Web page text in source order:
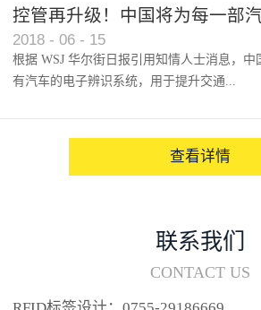
控管再升级！中国将为每一部
架构辨识系统
2018 - 06 - 15
根据 WSJ 华尔街日报引用知情人士消息，
有汽车的电子辨识系统，用于提升交通...
查看详情
联系我们
CONTACT US